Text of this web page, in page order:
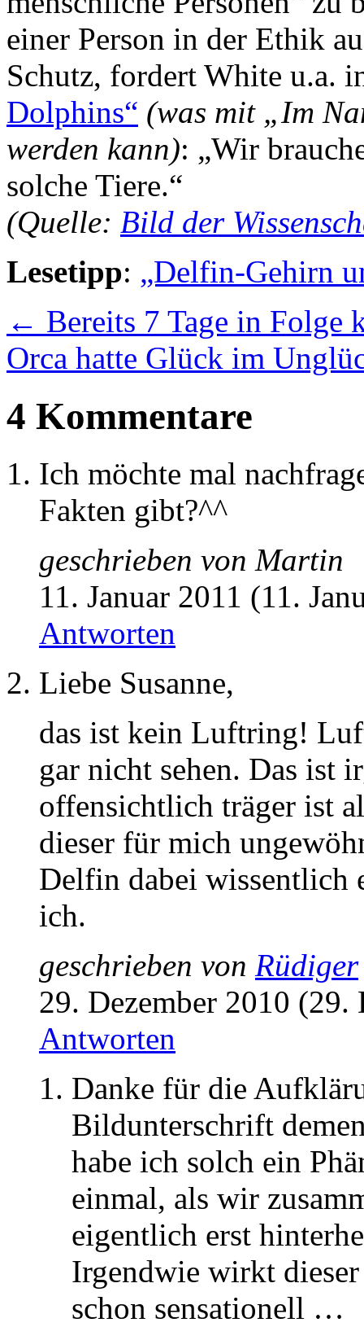
einer Person in der Ethik
Schutz, fordert White u.a.
Dolphins“ (was mit „Im
werden kann): „Wir
solche Tiere.“
(Quelle: Bild der
Lesetipp: „Delfin-Gehirn
← Bereits 7 Tage in Folge
Orca hatte Glück im
4 Kommentare
Ich möchte mal
Fakten gibt?^^
geschrieben von Martin
11. Januar 2011 (11.
Antworten
Liebe Susanne,
das ist kein Luftring!
gar nicht sehen. Das ist
offensichtlich träger ist
dieser für mich
Delfin dabei wissentlich
ich.
geschrieben von Rüdiger
29. Dezember 2010 (29.
Antworten
Danke für die
Bildunterschrift
habe ich solch ein
einmal, als wir
eigentlich erst
Irgendwie wirkt
schon sensationell …